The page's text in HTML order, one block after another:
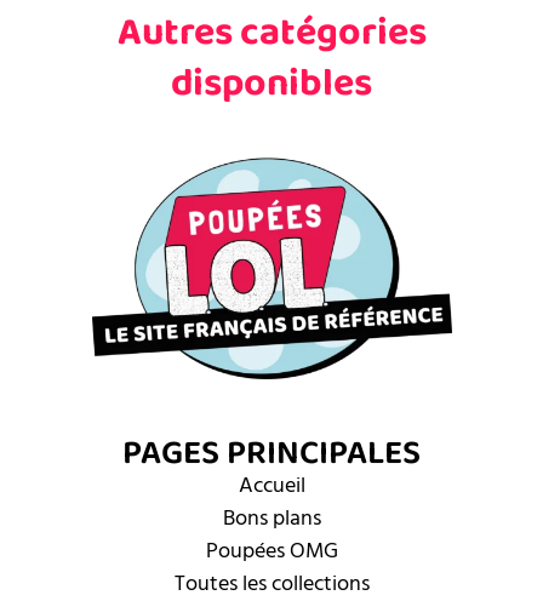
Autres catégories
disponibles
PAGES PRINCIPALES
Accueil
Bons plans
Poupées OMG
Toutes les collections